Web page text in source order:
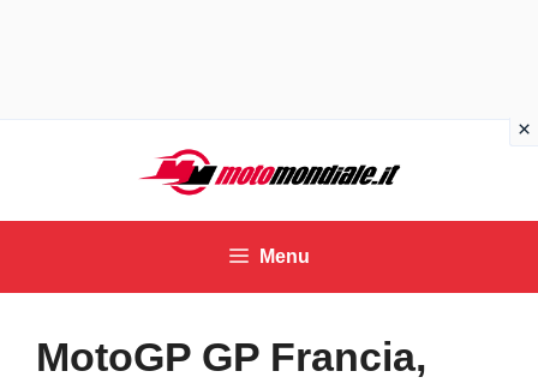
contenuto
Menu
MotoGP GP Francia,